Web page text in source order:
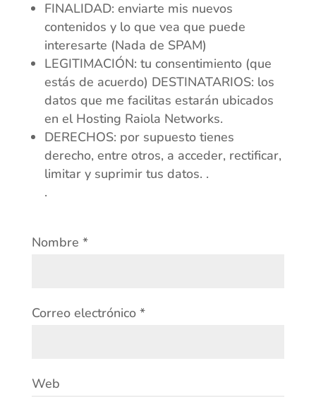
FINALIDAD: enviarte mis nuevos
contenidos y lo que vea que puede
interesarte (Nada de SPAM)
LEGITIMACIÓN: tu consentimiento (que
estás de acuerdo) DESTINATARIOS: los
datos que me facilitas estarán ubicados
en el Hosting Raiola Networks.
DERECHOS: por supuesto tienes
derecho, entre otros, a acceder, rectificar,
limitar y suprimir tus datos. .
.
Nombre *
Correo electrónico *
Web